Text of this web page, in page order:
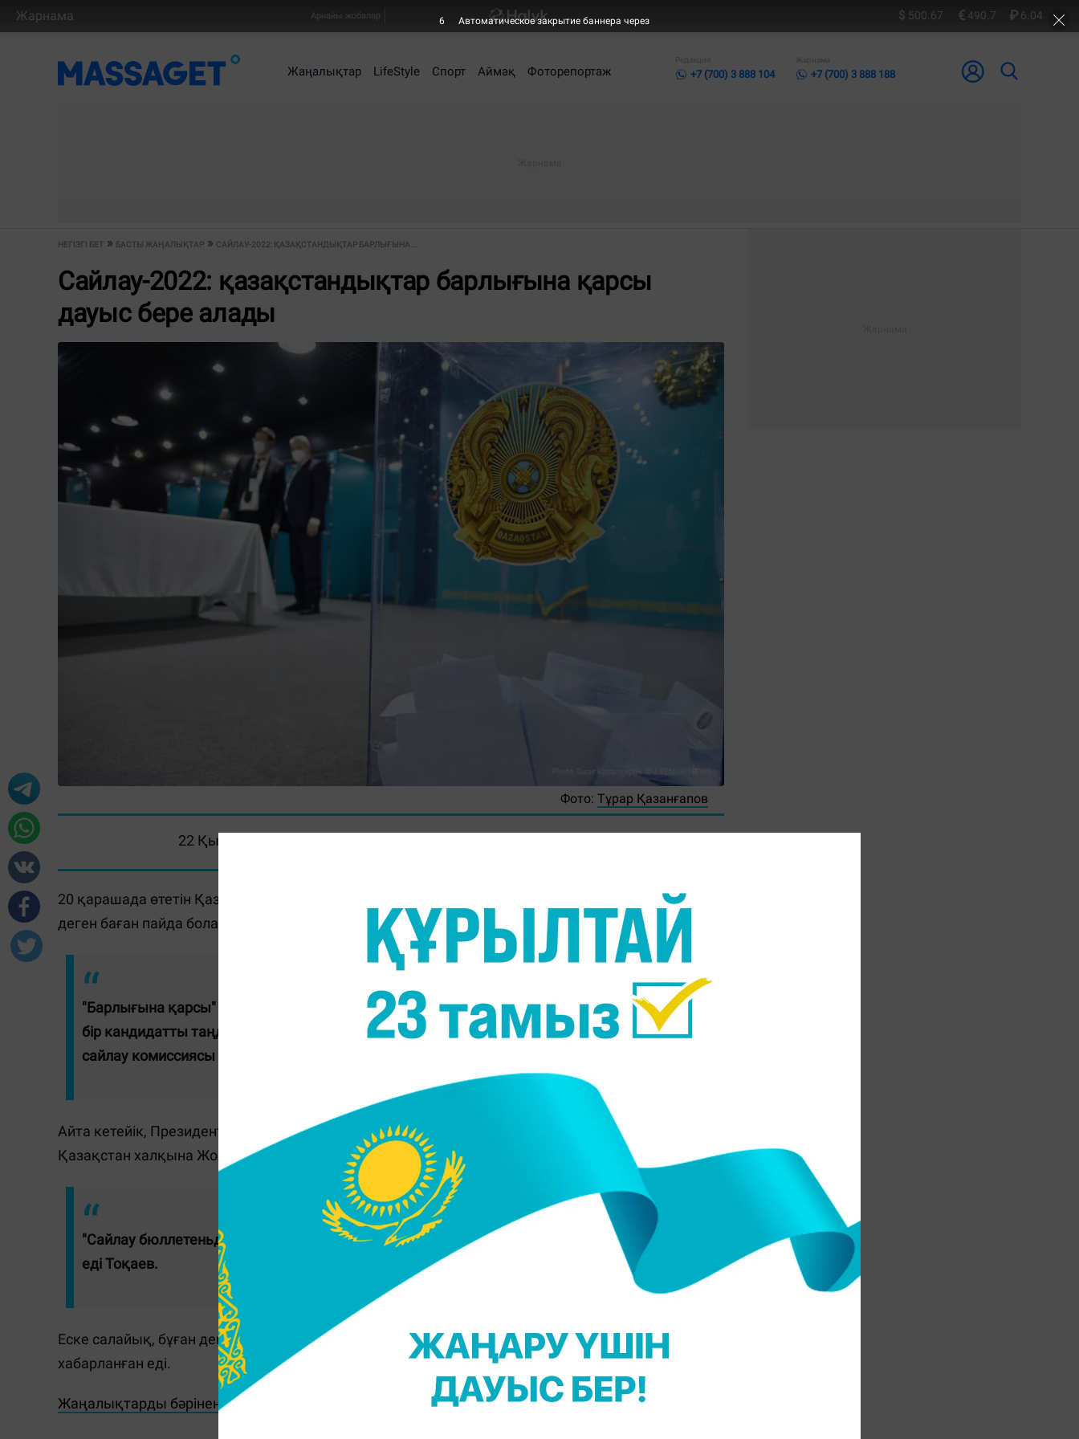
Жарнама Арнайы жобалар 500.67 490.7 6.04
Жаңалықтар LifeStyle Спорт Аймақ Фоторепортаж
Редакция
+7 (700) 3 888 104
Жарнама
+7 (700) 3 888 188
НЕГІЗГІ БЕТ БАСТЫ ЖАҢАЛЫҚТАР САЙЛАУ-2022: ҚАЗАҚСТАНДЫҚТАР БАРЛЫҒЫНА...
Сайлау-2022: қазақстандықтар барлығына қарсы
дауыс бере алады
Фото: Тұрар Қазанғапов
22 Қыркүйек 2022, 13:14
20 қарашада өтетін Қазақстан Президентінің сайлау бюллетеньдерінде "барлығына қарсы"
деген баған пайда болады, - деп хабарлайды
Massaget.kz тілшісі.
"Барлығына қарсы" бағаны заң бойынша қарастырылған. Әрине, ол болады. Азамат бірде-
бір кандидатты таңдамаса, барлығына қарсы дауыс беруге құқылы", - деді Орталық
сайлау комиссиясы төрағасының орынбасары Константин Петров.
Айта кетейік, Президент Қасым-Жомарт Тоқаев жаңа бағанды енгізу туралы 21 қыркүйекте
Қазақстан халқына Жолдауында айтқан болатын.
"Сайлау бюллетеньдерінде "барлығына қарсы" деген баған пайда болды", - деп мәлімдеген
еді Тоқаев.
Еске салайық, бұған дейін кезектен тыс сайлауықашан өтетіні белгілі болғаны
хабарланған еді.
Жаңалықтарды бәрінен бұрын біліп отырғыңыз келсе, Telegram-арнамызға жазылыңыз!
6 Автоматическое закрытие баннера через